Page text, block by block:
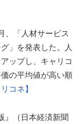
、「人材サービス
」を発表した。人
ップし、キャリコ
の平均値が高い順
コネ】
』（日本経済新聞